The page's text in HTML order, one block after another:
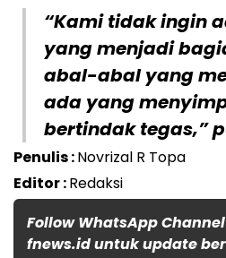
“Kami tidak ingin
yang menjadi
abal-abal yang
ada yang
bertindak tegas,”
Penulis :Novrizal R Topa
Editor :Redaksi
Follow WhatsApp Channel
fnews.id untuk update